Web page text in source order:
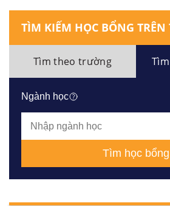
TÌM KIẾM HỌC BỔNG TRÊN
Tìm theo trường
Ngành học
Tìm học bổng